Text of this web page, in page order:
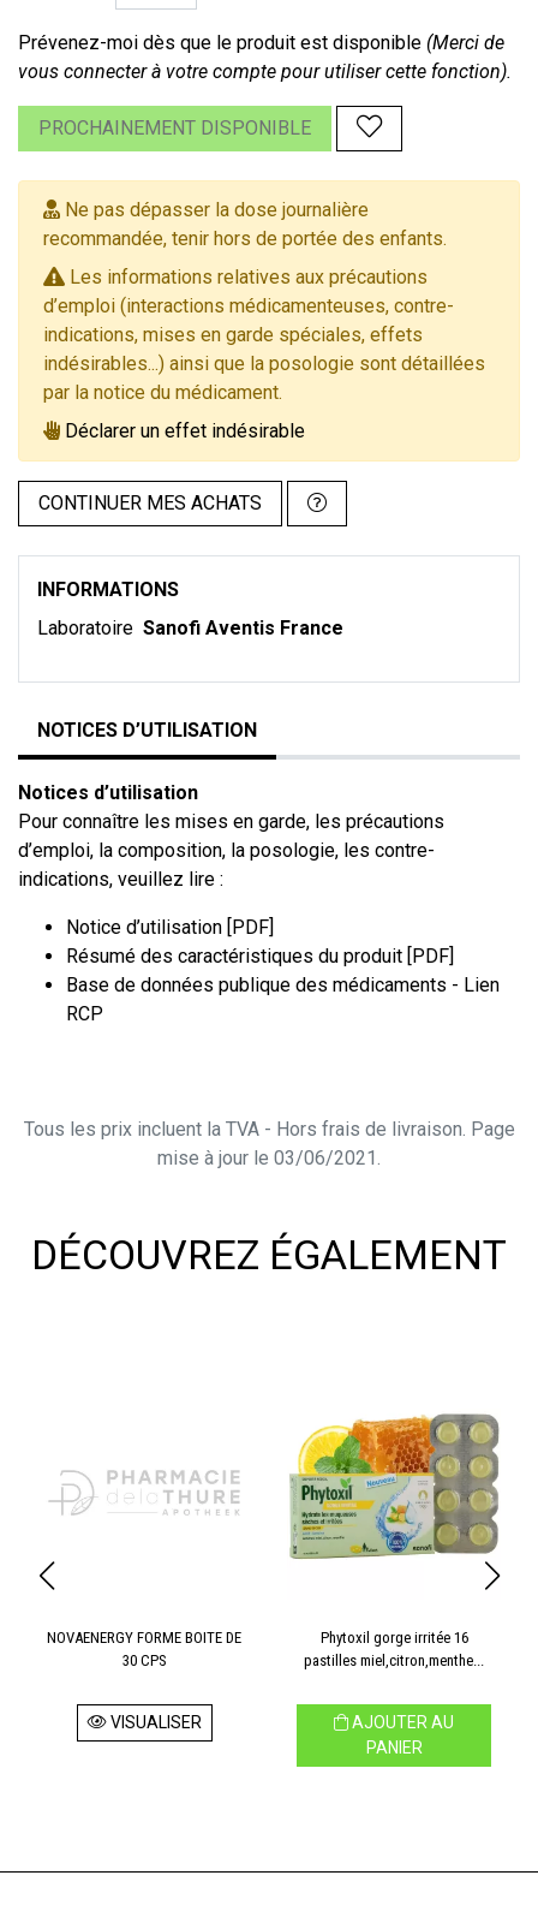
Prévenez-moi dès que le produit est disponible (Merci de
vous connecter à votre compte pour utiliser cette fonction).
PROCHAINEMENT DISPONIBLE
Ne pas dépasser la dose journalière
recommandée, tenir hors de portée des enfants.
Les informations relatives aux précautions
d’emploi (interactions médicamenteuses, contre-
indications, mises en garde spéciales, effets
indésirables...) ainsi que la posologie sont détaillées
par la notice du médicament.
Déclarer un effet indésirable
CONTINUER MES ACHATS
INFORMATIONS
Laboratoire Sanofi Aventis France
NOTICES D’UTILISATION
Notices d’utilisation
Pour connaître les mises en garde, les précautions
d’emploi, la composition, la posologie, les contre-
indications, veuillez lire :
Notice d’utilisation [PDF]
Résumé des caractéristiques du produit [PDF]
Base de données publique des médicaments - Lien
RCP
Tous les prix incluent la TVA - Hors frais de livraison. Page
mise à jour le 03/06/2021.
DÉCOUVREZ ÉGALEMENT
NOVAENERGY FORME BOITE DE
30 CPS
VISUALISER
Phytoxil gorge irritée 16
pastilles miel,citron,menthe...
AJOUTER AU
PANIER